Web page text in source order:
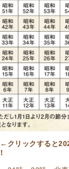
←クリックすると